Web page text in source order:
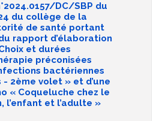
DC/SBP du
du collège de la
de santé portant
rapport d’élaboration
et durées
préconisées
bactériennes
2ème volet » et d’une
« Coqueluche chez le
l’enfant et l’adulte »